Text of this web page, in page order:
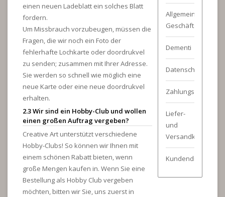
einen neuen Ladeblatt ein solches Blatt
fordern.
Um Missbrauch vorzubeugen, müssen die
Fragen, die wir noch ein Foto der
fehlerhafte Lochkarte oder doordrukvel
zu senden; zusammen mit Ihrer Adresse.
Sie werden so schnell wie möglich eine
neue Karte oder eine neue doordrukvel
erhalten.
2.3 Wir sind ein Hobby-Club und wollen
einen großen Auftrag vergeben?
Creative Art unterstützt verschiedene
Hobby-Clubs! So können wir Ihnen mit
einem schönen Rabatt bieten, wenn
große Mengen kaufen in. Wenn Sie eine
Bestellung als Hobby Club vergeben
möchten, bitten wir Sie, uns zuerst in
Allgemeine
Dementi
Datenschutz
Zahlungsarten
Liefer-
und
Versandkosten
Kundendienst